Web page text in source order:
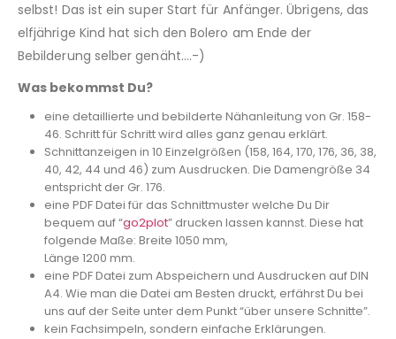
selbst! Das ist ein super Start für Anfänger. Übrigens, das
elfjährige Kind hat sich den Bolero am Ende der
Bebilderung selber genäht….-)
Was bekommst Du?
eine detaillierte und bebilderte Nähanleitung von Gr. 158-
46. Schritt für Schritt wird alles ganz genau erklärt.
Schnittanzeigen in 10 Einzelgrößen (158, 164, 170, 176, 36, 38,
40, 42, 44 und 46) zum Ausdrucken. Die Damengröße 34
entspricht der Gr. 176.
eine PDF Datei für das Schnittmuster welche Du Dir
bequem auf “go2plot” drucken lassen kannst. Diese hat
folgende Maße: Breite 1050 mm,
Länge 1200 mm.
eine PDF Datei zum Abspeichern und Ausdrucken auf DIN
A4. Wie man die Datei am Besten druckt, erfährst Du bei
uns auf der Seite unter dem Punkt “über unsere Schnitte”.
kein Fachsimpeln, sondern einfache Erklärungen.